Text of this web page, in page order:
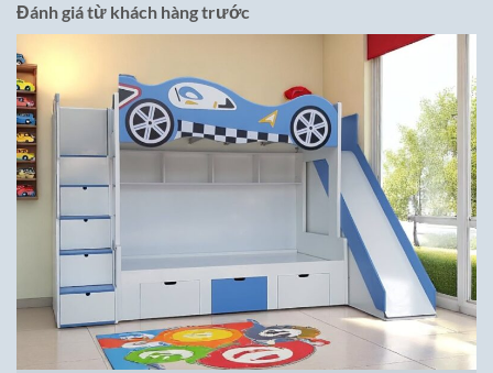
Đánh giá từ khách hàng trước